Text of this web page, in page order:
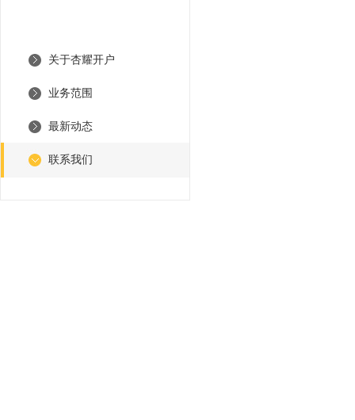
关于杏耀开户
业务范围
最新动态
联系我们